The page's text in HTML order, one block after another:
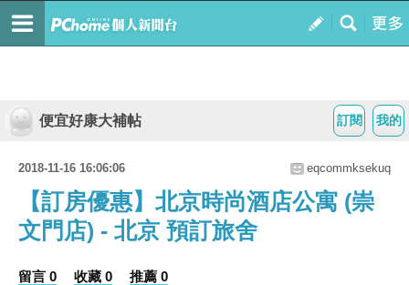
我的
訂閱
便宜好康大補帖
2018-11-16 16:06:06 eqcommksekuq
【訂房優惠】北京時尚酒店公寓 (崇
文門店) - 北京 預訂旅舍
留言 0 收藏 0 推薦 0